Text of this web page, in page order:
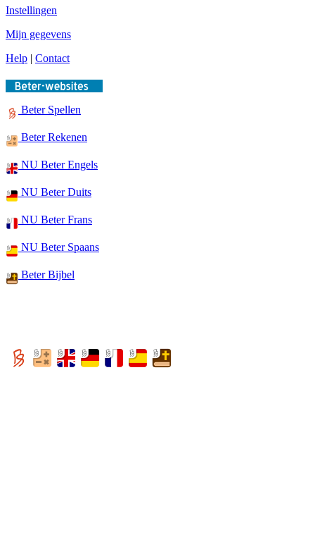
Instellingen
Mijn gegevens
Help | Contact
Beter Spellen
Beter Rekenen
NU Beter Engels
NU Beter Duits
NU Beter Frans
NU Beter Spaans
Beter Bijbel